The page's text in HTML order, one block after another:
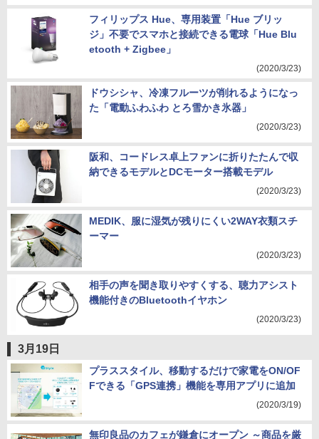
フィリップス Hue、専用装置「Hue ブリッ
ジ」不要でスマホと接続できる電球「Hue Blu
etooth + Zigbee」
(2020/3/23)
ドウシシャ、冷凍フルーツが削れるようになっ
た「電動ふわふわ とろ雪かき氷器」
(2020/3/23)
阪和、コードレス卓上ファンに折りたたんで収
納できるモデルとDCモーター搭載モデル
(2020/3/23)
MEDIK、服に湿気が残りにくい2WAY衣類スチ
ーマー
(2020/3/23)
相手の声を聞き取りやすくする、聴力アシスト
機能付きのBluetoothイヤホン
(2020/3/23)
3月19日
プラススタイル、移動するだけで家電をON/OF
Fできる「GPS連携」機能を専用アプリに追加
(2020/3/19)
無印良品のカフェが鎌倉にオープン ～商品を厳